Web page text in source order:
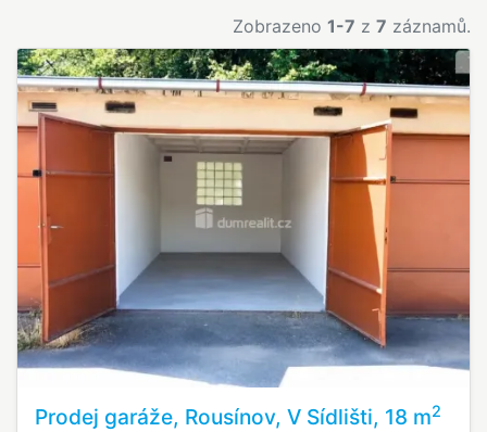
Zobrazeno 1-7 z 7 záznamů.
Prodej garáže, Rousínov, V Sídlišti, 18 m2